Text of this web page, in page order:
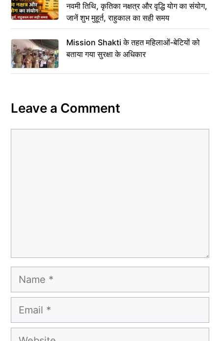
नवमी तिथि, कृतिका नक्षत्र और वृद्धि योग का संयोग,
जानें शुभ मुहूर्त, राहुकाल का सही समय
Mission Shakti के तहत महिलाओं-बेटियों को
बताया गया सुरक्षा के अधिकार
Leave a Comment
Name
Email
Website